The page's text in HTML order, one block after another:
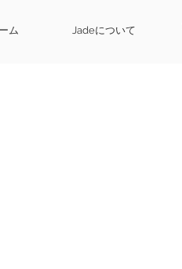
Jadeについて
ム